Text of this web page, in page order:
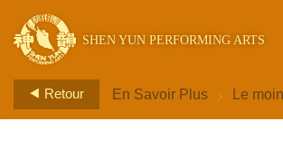
SHEN YUN PERFORMING ARTS
Retour En Savoir Plus > Le